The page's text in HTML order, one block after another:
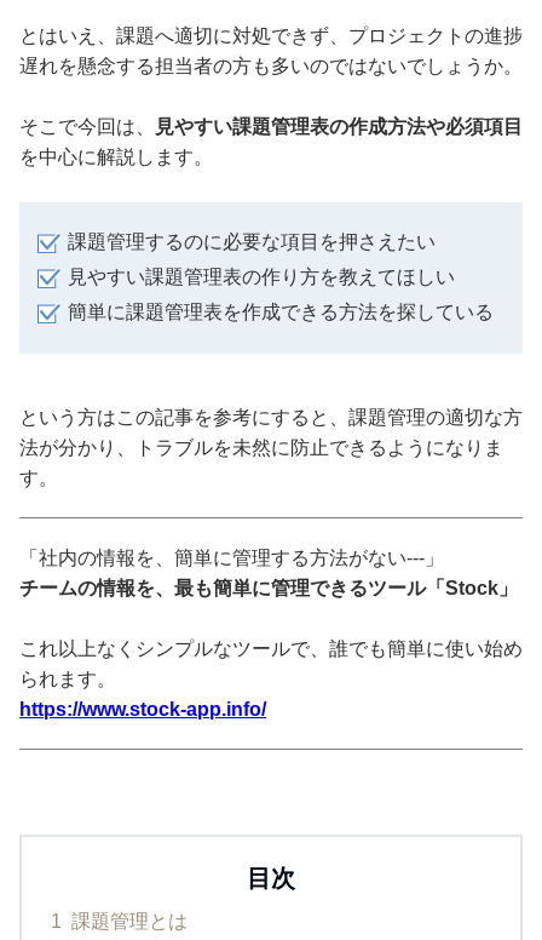
とはいえ、課題へ適切に対処できず、プロジェクトの進捗
遅れを懸念する担当者の方も多いのではないでしょうか。
そこで今回は、
見やすい課題管理表の作成方法や必須項目
を中心に解説します。
課題管理するのに必要な項目を押さえたい
見やすい課題管理表の作り方を教えてほしい
簡単に課題管理表を作成できる方法を探している
という方はこの記事を参考にすると、課題管理の適切な方
法が分かり、トラブルを未然に防止できるようになりま
す。
「社内の情報を、簡単に管理する方法がない---」
チームの情報を、最も簡単に管理できるツール「Stock」
これ以上なくシンプルなツールで、誰でも簡単に使い始め
られます。
https://www.stock-app.info/
目次
1 課題管理とは